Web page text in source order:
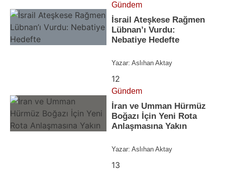
Gündem
İsrail Ateşkese Rağmen
Lübnan’ı Vurdu:
Nebatiye Hedefte
Yazar: Aslıhan Aktay
12
Gündem
İran ve Umman Hürmüz
Boğazı İçin Yeni Rota
Anlaşmasına Yakın
Yazar: Aslıhan Aktay
13